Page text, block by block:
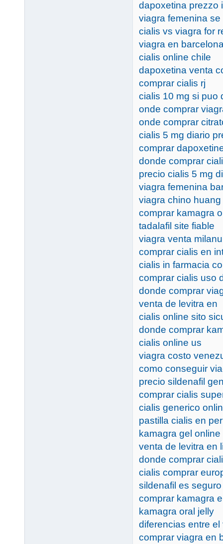
dapoxetina prezzo
viagra femenina se
cialis vs viagra for
viagra en
cialis online chile
dapoxetina venta
comprar cialis rj
cialis 10 mg si puo
onde comprar
onde comprar
cialis 5 mg diario
comprar
donde comprar
precio cialis 5 mg
viagra femenina
viagra chino
comprar kamagra
tadalafil site fiable
viagra venta
comprar cialis en
cialis in farmacia
comprar cialis uso
donde comprar
venta de levitra en
cialis online sito
donde comprar
cialis online us
viagra costo
como conseguir
precio sildenafil
comprar cialis
cialis generico
pastilla cialis en
kamagra gel
venta de levitra en
donde comprar
cialis comprar
sildenafil es seguro
comprar kamagra
kamagra oral jelly
diferencias entre
comprar viagra en